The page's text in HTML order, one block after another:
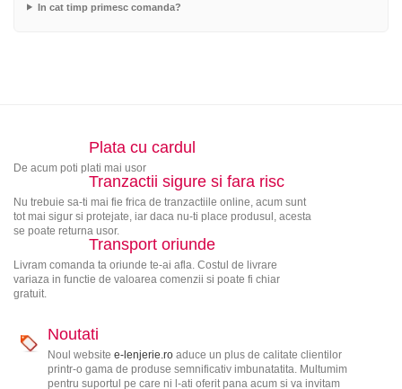
In cat timp primesc comanda?
Plata cu cardul
De acum poti plati mai usor
Tranzactii sigure si fara risc
Nu trebuie sa-ti mai fie frica de tranzactiile online, acum sunt
tot mai sigur si protejate, iar daca nu-ti place produsul, acesta
se poate returna usor.
Transport oriunde
Livram comanda ta oriunde te-ai afla. Costul de livrare
variaza in functie de valoarea comenzii si poate fi chiar
gratuit.
Noutati
Noul website e-lenjerie.roaduce un plus de calitate clientilor
printr-o gama de produse semnificativ imbunatatita. Multumim
pentru suportul pe care ni l-ati oferit pana acum si va invitam